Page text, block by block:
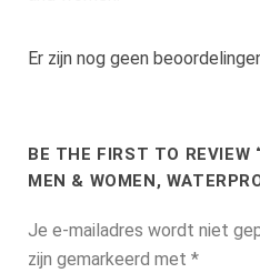
Er zijn nog geen
BE THE FIRST TO REVIEW
MEN & WOMEN,
Je e-mailadres wordt niet
zijn gemarkeerd met *